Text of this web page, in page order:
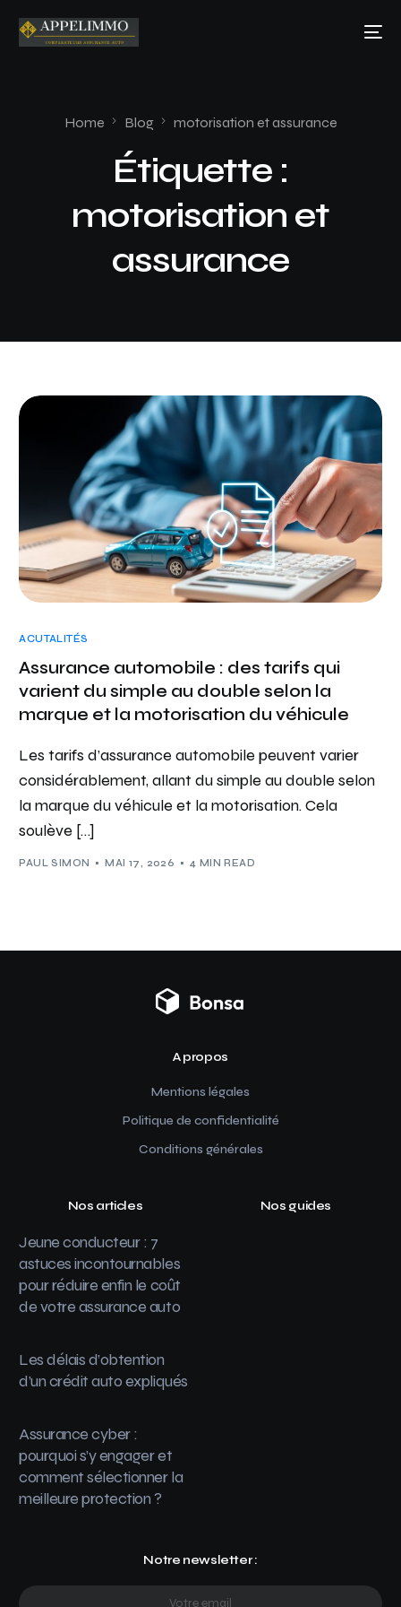
Home Blog motorisation et assurance
Étiquette :
motorisation et
assurance
ACUTALITÉS
Assurance automobile : des tarifs qui
varient du simple au double selon la
marque et la motorisation du véhicule
Les tarifs d’assurance automobile peuvent varier
considérablement, allant du simple au double selon
la marque du véhicule et la motorisation. Cela
soulève […]
PAUL SIMON MAI 17, 2026 4 MIN READ
A propos
Mentions légales
Politique de confidentialité
Conditions générales
Nos articles
Jeune conducteur : 7
astuces incontournables
pour réduire enfin le coût
de votre assurance auto
Les délais d’obtention
d’un crédit auto expliqués
Assurance cyber :
pourquoi s’y engager et
comment sélectionner la
meilleure protection ?
Nos guides
Notre newsletter :